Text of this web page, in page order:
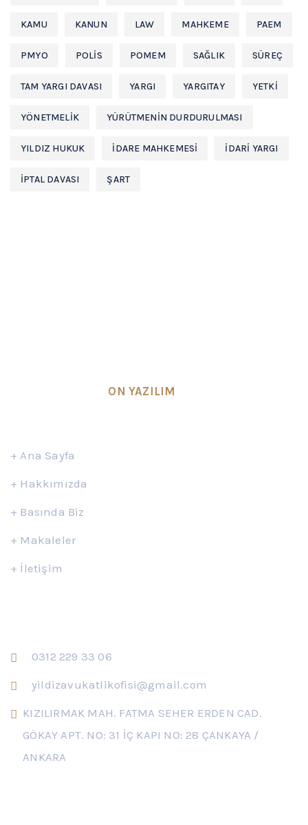
KAMU KANUN LAW MAHKEME PAEM
PMYO POLIS POMEM SAĞLIK SÜREÇ
TAM YARGI DAVASI YARGI YARGITAY YETKI
YÖNETMELIK YÜRÜTMENIN DURDURULMASI
YILDIZ HUKUK İDARE MAHKEMESİ İDARİ YARGI
İPTAL DAVASI ŞART
ON YAZILIM
+Ana Sayfa
+ Hakkımızda
+ Basında Biz
+ Makaleler
+ İletişim
0312 229 33 06
yildizavukatlikofisi@gmail.com
KIZILIRMAK MAH. FATMA SEHER ERDEN CAD.
GÖKAY APT. NO: 31 İÇ KAPI NO: 28 ÇANKAYA /
ANKARA